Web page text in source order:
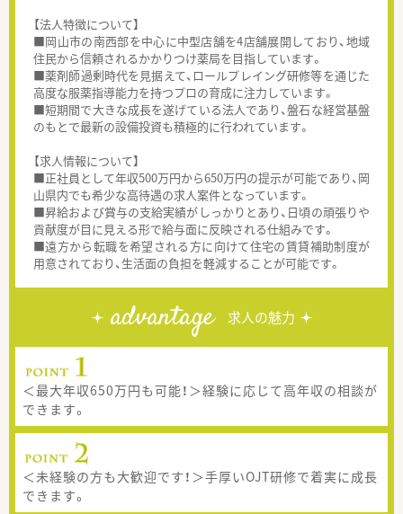
【法人特徴について】
■岡山市の南西部を中心に中型店舗を4店舗展開しており、地域
住民から信頼されるかかりつけ薬局を目指しています。
■薬剤師過剰時代を見据えて、ロールプレイング研修等を通じた
高度な服薬指導能力を持つプロの育成に注力しています。
■短期間で大きな成長を遂げている法人であり、盤石な経営基盤
のもとで最新の設備投資も積極的に行われています。
【求人情報について】
■正社員として年収500万円から650万円の提示が可能であり、岡
山県内でも希少な高待遇の求人案件となっています。
■昇給および賞与の支給実績がしっかりとあり、日頃の頑張りや
貢献度が目に見える形で給与面に反映される仕組みです。
■遠方から転職を希望される方に向けて住宅の賃貸補助制度が
用意されており、生活面の負担を軽減することが可能です。
advantage 求人の魅力
＜最大年収650万円も可能！＞経験に応じて高年収の相談が
できます。
＜未経験の方も大歓迎です！＞手厚いOJT研修で着実に成長
できます。